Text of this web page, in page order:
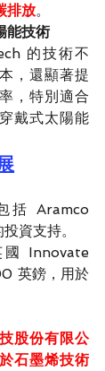
排放。
能技術
的技術不
，還顯著提
，特別適合
戴式太陽能
括 Aramco
資支持。
Innovate
英鎊，用於
股份有限公
石墨烯技術